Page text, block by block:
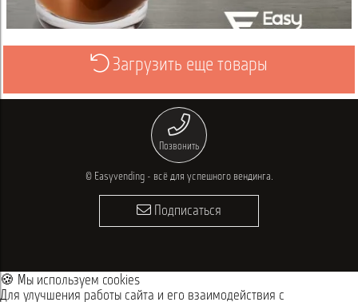
Просмотреть
Загрузить еще товары
Позвонить
© Easyvending - всё для успешного вендинга.
Подписаться
🍪 Мы используем cookies
Для улучшения работы сайта и его взаимодействия с